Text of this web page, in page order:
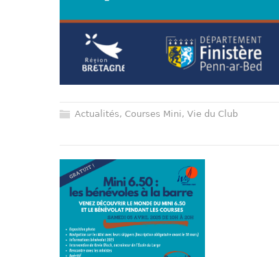
Actualités, Courses Mini, Vie du Club